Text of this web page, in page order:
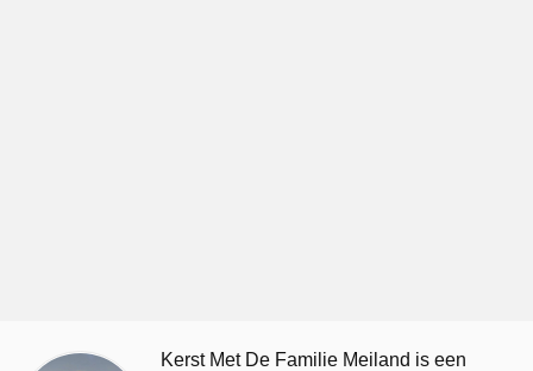
Kerst Met De Familie Meiland is een